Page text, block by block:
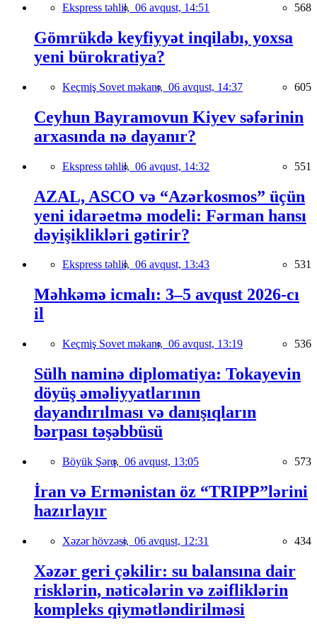
Ekspress təhlil, 06 avqust, 14:51 568
Gömrükdə keyfiyyət inqilabı, yoxsa
yeni bürokratiya?
Keçmiş Sovet məkanı, 06 avqust, 14:37 605
Ceyhun Bayramovun Kiyev səfərinin
arxasında nə dayanır?
Ekspress təhlil, 06 avqust, 14:32 551
AZAL, ASCO və “Azərkosmos” üçün
yeni idarəetmə modeli: Fərman hansı
dəyişiklikləri gətirir?
Ekspress təhlil, 06 avqust, 13:43 531
Məhkəmə icmalı: 3–5 avqust 2026-cı
il
Keçmiş Sovet məkanı, 06 avqust, 13:19 536
Sülh naminə diplomatiya: Tokayevin
döyüş əməliyyatlarının
dayandırılması və danışıqların
bərpası təşəbbüsü
Böyük Şərq, 06 avqust, 13:05 573
İran və Ermənistan öz “TRIPP”lərini
hazırlayır
Xəzər hövzəsi, 06 avqust, 12:31 434
Xəzər geri çəkilir: su balansına dair
risklərin, nəticələrin və zəifliklərin
kompleks qiymətləndirilməsi